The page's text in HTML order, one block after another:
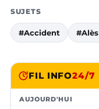
SUJETS
#Accident #Alès
FIL INFO24/7
AUJOURD'HUI